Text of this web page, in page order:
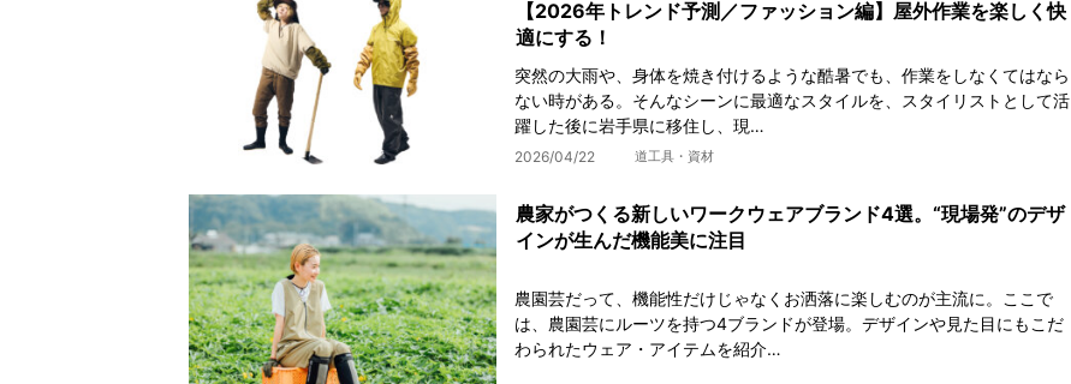
【2026年トレンド予測／ファッション編】屋外作業を楽しく快
適にする！
突然の大雨や、身体を焼き付けるような酷暑でも、作業をしなくてはなら
ない時がある。そんなシーンに最適なスタイルを、スタイリストとして活
躍した後に岩手県に移住し、現…
2026/04/22 道工具・資材
農家がつくる新しいワークウェアブランド4選。“現場発”のデザ
インが生んだ機能美に注目
農園芸だって、機能性だけじゃなくお洒落に楽しむのが主流に。ここで
は、農園芸にルーツを持つ4ブランドが登場。デザインや見た目にもこだ
わられたウェア・アイテムを紹介…